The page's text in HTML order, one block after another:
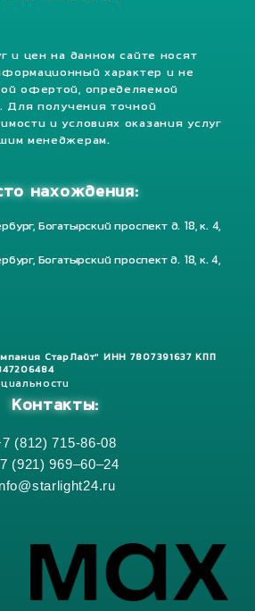
и цен на данном сайте носят
характер и не
офертой, определяемой
Для получения точной
и условиях оказания услуг
менеджерам.
нахождения:
Богатырский проспект д. 18, к. 4,
Богатырский проспект д. 18, к. 4,
СтарЛайт" ИНН 7807391637 КПП
Контакты:
(812) 715-86-08
(921) 969–60–24